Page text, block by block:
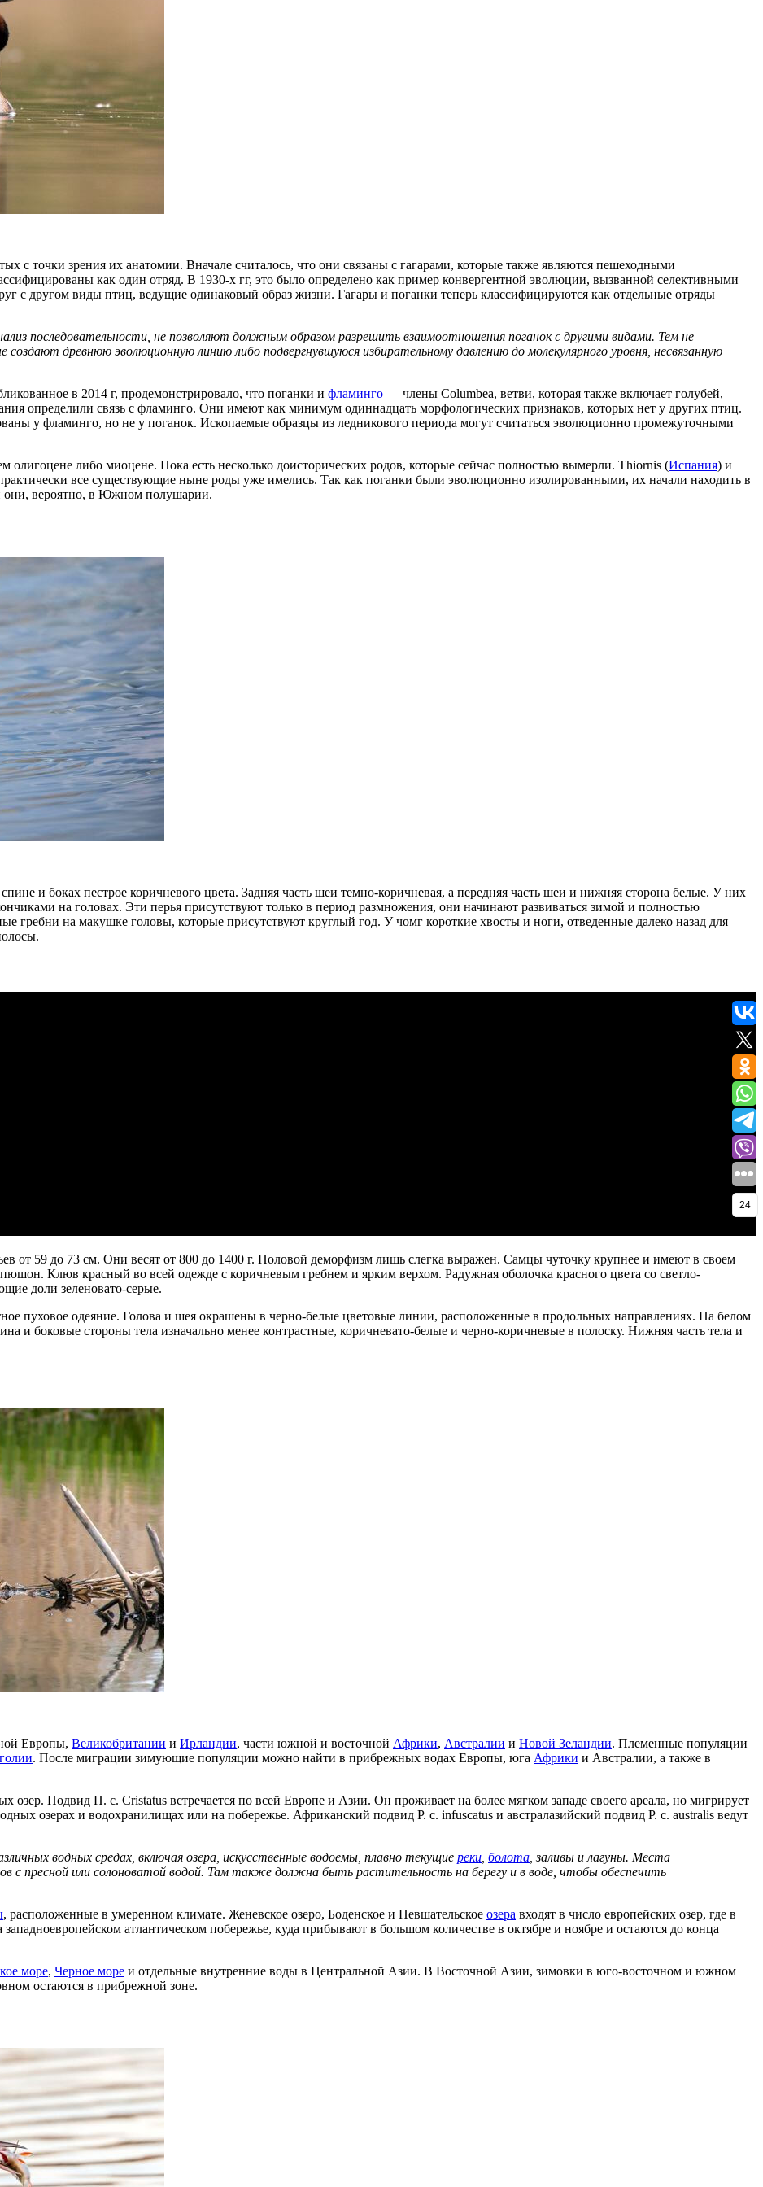
с точки зрения их анатомии. Вначале считалось, что они связаны с гагарами, которые также являются пешеходными
как один отряд. В 1930-х гг, это было определено как пример конвергентной эволюции, вызванной селективными
с другом виды птиц, ведущие одинаковый образ жизни. Гагары и поганки теперь классифицируются как отдельные отряды
последовательности, не позволяют должным образом разрешить взаимоотношения поганок с другими видами. Тем не
древнюю эволюционную линию либо подвергнувшуюся избирательному давлению до молекулярного уровня, несвязанную
в 2014 г, продемонстрировало, что поганки и фламинго — члены Columbea, ветви, которая также включает голубей,
определили связь с фламинго. Они имеют как минимум одиннадцать морфологических признаков, которых нет у других птиц.
у фламинго, но не у поганок. Ископаемые образцы из ледникового периода могут считаться эволюционно промежуточными
олигоцене либо миоцене. Пока есть несколько доисторических родов, которые сейчас полностью вымерли. Thiornis (Испания) и
все существующие ныне роды уже имелись. Так как поганки были эволюционно изолированными, их начали находить в
они, вероятно, в Южном полушарии.
и боках пестрое коричневого цвета. Задняя часть шеи темно-коричневая, а передняя часть шеи и нижняя сторона белые. У них
на головах. Эти перья присутствуют только в период размножения, они начинают развиваться зимой и полностью
гребни на макушке головы, которые присутствуют круглый год. У чомг короткие хвосты и ноги, отведенные далеко назад для
от 59 до 73 см. Они весят от 800 до 1400 г. Половой деморфизм лишь слегка выражен. Самцы чуточку крупнее и имеют в своем
Клюв красный во всей одежде с коричневым гребнем и ярким верхом. Радужная оболочка красного цвета со светло-
доли зеленовато-серые.
пуховое одеяние. Голова и шея окрашены в черно-белые цветовые линии, расположенные в продольных направлениях. На белом
и боковые стороны тела изначально менее контрастные, коричневато-белые и черно-коричневые в полоску. Нижняя часть тела и
Европы, Великобритании и Ирландии, части южной и восточной Африки, Австралии и Новой Зеландии. Племенные популяции
. После миграции зимующие популяции можно найти в прибрежных водах Европы, юга Африки и Австралии, а также в
озер. Подвид П. с. Cristatus встречается по всей Европе и Азии. Он проживает на более мягком западе своего ареала, но мигрирует
озерах и водохранилищах или на побережье. Африканский подвид P. с. infuscatus и австралазийский подвид P. c. australis ведут
водных средах, включая озера, искусственные водоемы, плавно текущие реки болота , заливы и лагуны. Места
с пресной или солоноватой водой. Там также должна быть растительность на берегу и в воде, чтобы обеспечить
, расположенные в умеренном климате. Женевское озеро, Боденское и Невшательское озера входят в число европейских озер, где в
атлантическом побережье, куда прибывают в большом количестве в октябре и ноябре и остаются до конца
море, Черное море и отдельные внутренние воды в Центральной Азии. В Восточной Азии, зимовки в юго-восточном и южном
остаются в прибрежной зоне.
24